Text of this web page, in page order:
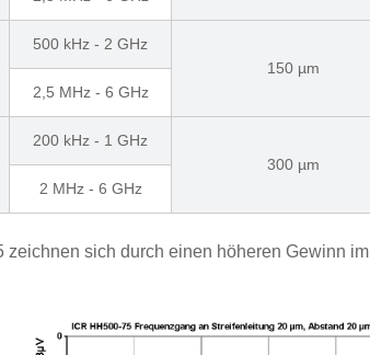
500 kHz - 2 GHz
150 µm
2,5 MHz - 6 GHz
200 kHz - 1 GHz
300 µm
2 MHz - 6 GHz
sich durch einen höheren Gewinn im